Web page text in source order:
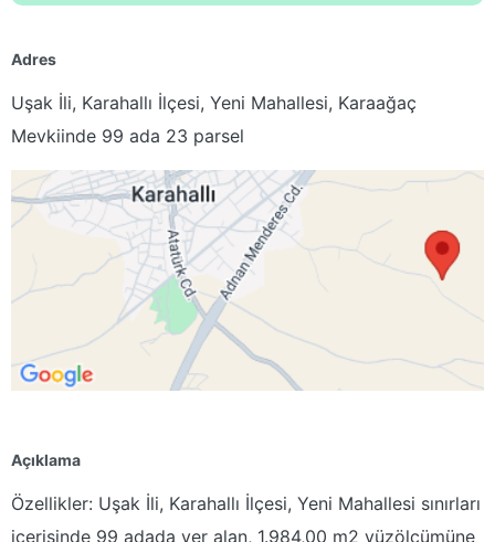
Adres
Uşak İli, Karahallı İlçesi, Yeni Mahallesi, Karaağaç
Mevkiinde 99 ada 23 parsel
Açıklama
Özellikler: Uşak İli, Karahallı İlçesi, Yeni Mahallesi sınırları
içerisinde 99 adada yer alan, 1.984,00 m2 yüzölçümüne